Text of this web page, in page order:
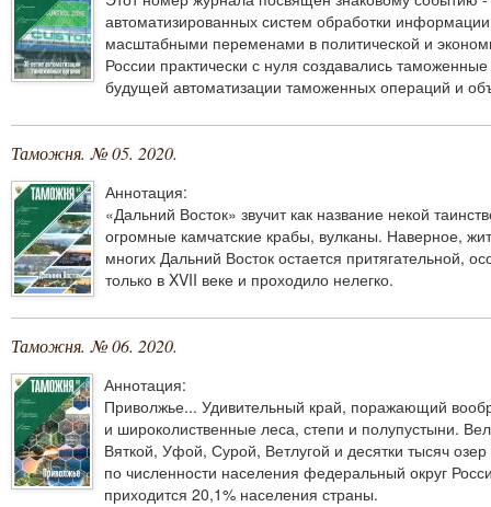
автоматизированных систем обработки
масштабными переменами в политической и
России практически с нуля создавались
будущей автоматизации таможенных операций и
Таможня. № 05. 2020.
Аннотация:
«Дальний Восток» звучит как название некой
огромные камчатские крабы, вулканы. Наверное,
многих Дальний Восток остается притягательной,
только в XVII веке и проходило нелегко.
Таможня. № 06. 2020.
Аннотация:
Приволжье... Удивительный край, поражающий
и широколиственные леса, степи и полупустыни.
Вяткой, Уфой, Сурой, Ветлугой и десятки тысяч
по численности населения федеральный округ
приходится 20,1% населения страны.